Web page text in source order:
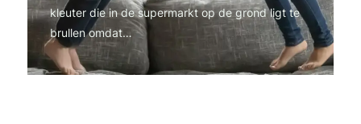
kleuter die in de supermarkt op de grond ligt te
brullen omdat…